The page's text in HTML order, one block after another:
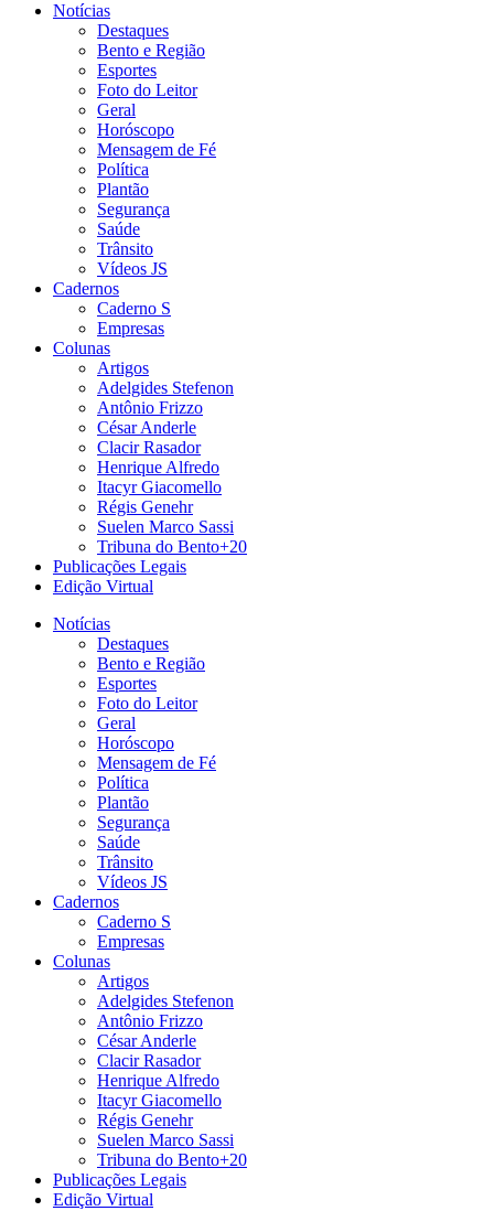
Notícias
Destaques
Bento e Região
Esportes
Foto do Leitor
Geral
Horóscopo
Mensagem de Fé
Política
Plantão
Segurança
Saúde
Trânsito
Vídeos JS
Cadernos
Caderno S
Empresas
Colunas
Artigos
Adelgides Stefenon
Antônio Frizzo
César Anderle
Clacir Rasador
Henrique Alfredo
Itacyr Giacomello
Régis Genehr
Suelen Marco Sassi
Tribuna do Bento+20
Publicações Legais
Edição Virtual
Notícias
Destaques
Bento e Região
Esportes
Foto do Leitor
Geral
Horóscopo
Mensagem de Fé
Política
Plantão
Segurança
Saúde
Trânsito
Vídeos JS
Cadernos
Caderno S
Empresas
Colunas
Artigos
Adelgides Stefenon
Antônio Frizzo
César Anderle
Clacir Rasador
Henrique Alfredo
Itacyr Giacomello
Régis Genehr
Suelen Marco Sassi
Tribuna do Bento+20
Publicações Legais
Edição Virtual